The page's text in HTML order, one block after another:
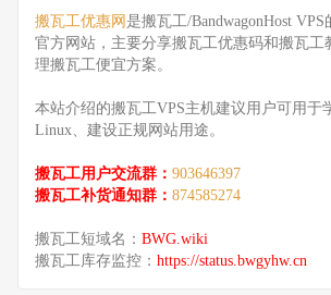
搬瓦工优惠网 是搬瓦工/BandwagonHost
官方网站，主要分享搬瓦工优惠码和搬瓦工
理搬瓦工便宜方案。
本站介绍的搬瓦工VPS主机建议用户可用于
Linux、建设正规网站用途。
搬瓦工用户交流群： 903646397
搬瓦工补货通知群： 874585274
搬瓦工短域名： BWG.wiki
搬瓦工库存监控： https://status.bwgyhw.cn